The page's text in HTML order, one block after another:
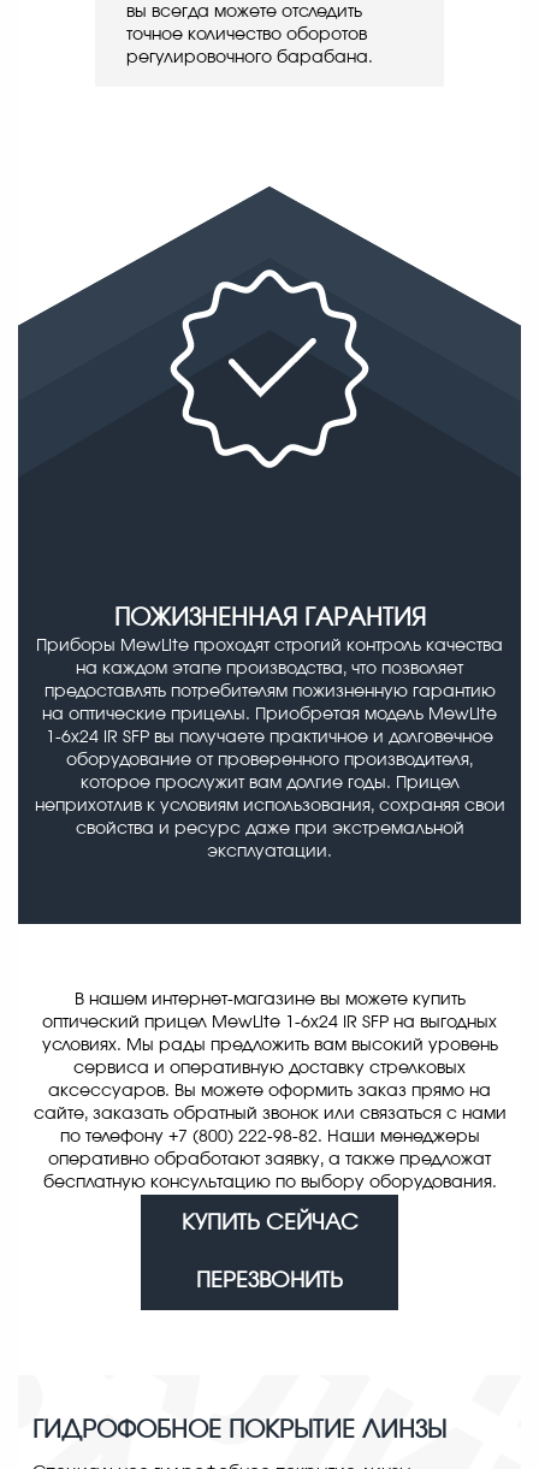
вы всегда можете отследить
точное количество оборотов
регулировочного барабана.
ПОЖИЗНЕННАЯ ГАРАНТИЯ
Приборы MewLite проходят строгий контроль качества
на каждом этапе производства, что позволяет
предоставлять потребителям пожизненную гарантию
на оптические прицелы. Приобретая модель MewLite
1-6x24 IR SFP вы получаете практичное и долговечное
оборудование от проверенного производителя,
которое прослужит вам долгие годы. Прицел
неприхотлив к условиям использования, сохраняя свои
свойства и ресурс даже при экстремальной
эксплуатации.
В нашем интернет-магазине вы можете купить
оптический прицел MewLite 1-6x24 IR SFP на выгодных
условиях. Мы рады предложить вам высокий уровень
сервиса и оперативную доставку стрелковых
аксессуаров. Вы можете оформить заказ прямо на
сайте, заказать обратный звонок или связаться с нами
по телефону +7 (800) 222-98-82. Наши менеджеры
оперативно обработают заявку, а также предложат
бесплатную консультацию по выбору оборудования.
КУПИТЬ СЕЙЧАС
ПЕРЕЗВОНИТЬ
ГИДРОФОБНОЕ ПОКРЫТИЕ ЛИНЗЫ